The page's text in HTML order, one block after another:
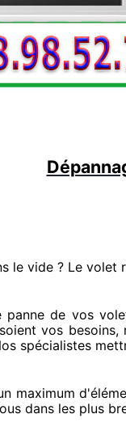
le vide ? Le volet
panne de vos
vos besoins,
spécialistes
maximum
dans les plus